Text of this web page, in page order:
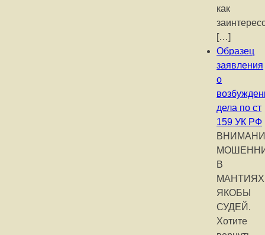
как
[…]
Образец
заявления
о
дела по ст
159 УК РФ
В
МАНТИЯХ
ЯКОБЫ
СУДЕЙ.
Хотите